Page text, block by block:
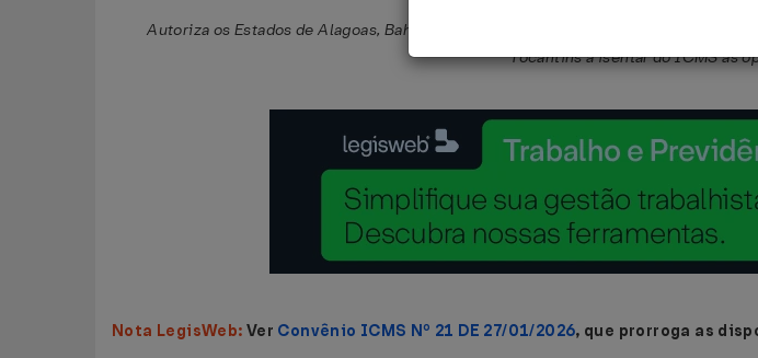
Autoriza os Estados de Alagoas, Bahia, Ceará, Espírito Santo, Minas Gerais,
Tocantins a isentar do ICMS as
Nota LegisWeb: Ver Convênio ICMS Nº 21 DE 27/01/2026, que prorroga as